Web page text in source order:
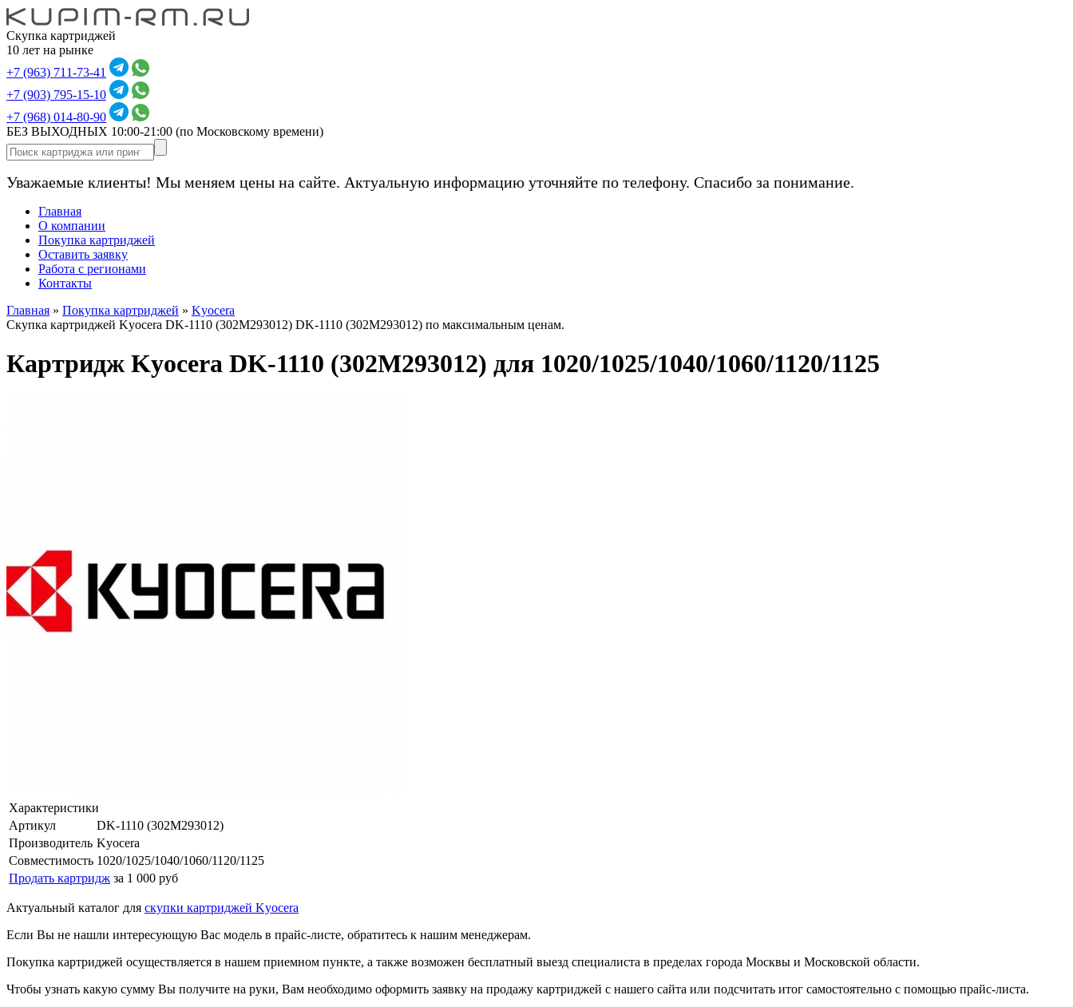
Скупка картриджей
10 лет на рынке
+7 (963) 711-73-41
+7 (903) 795-15-10
+7 (968) 014-80-90
БЕЗ ВЫХОДНЫХ 10:00-21:00 (по Московскому времени)
Уважаемые клиенты! Мы меняем цены на сайте. Актуальную информацию уточняйте по телефону. Спасибо за понимание.
Главная
О компании
Покупка картриджей
Оставить заявку
Работа с регионами
Контакты
Главная » Покупка картриджей » Kyocera
Скупка картриджей Kyocera DK-1110 (302M293012) DK-1110 (302M293012) по максимальным ценам.
Картридж Kyocera DK-1110 (302M293012) для 1020/1025/1040/1060/1120/1125
Характеристики
Артикул
DK-1110 (302M293012)
Производитель Kyocera
Совместимость 1020/1025/1040/1060/1120/1125
Продать картридж за 1 000 руб
Актуальный каталог для скупки картриджей Kyocera
Если Вы не нашли интересующую Вас модель в прайс-листе, обратитесь к нашим менеджерам.
Покупка картриджей осуществляется в нашем приемном пункте, а также возможен бесплатный выезд специалиста в пределах города Москвы и Московской области.
Чтобы узнать какую сумму Вы получите на руки, Вам необходимо оформить заявку на продажу картриджей с нашего сайта или подсчитать итог самостоятельно с помощью прайс-листа.